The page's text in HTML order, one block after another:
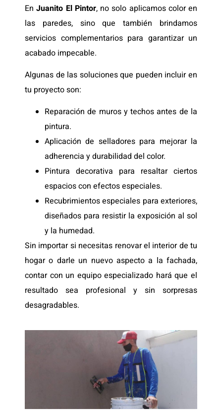
EnJuanito El Pintor, no solo aplicamos color en
las paredes, sino que también brindamos
servicios complementarios para garantizar un
acabado impecable.
Algunas de las soluciones que pueden incluir en
tu proyecto son:
Reparación de muros y techos antes de la
pintura.
Aplicación de selladores para mejorar la
adherencia y durabilidad del color.
Pintura decorativa para resaltar ciertos
espacios con efectos especiales.
Recubrimientos especiales para exteriores,
diseñados para resistir la exposición al sol
y la humedad.
Sin importar si necesitas renovar el interior de tu
hogar o darle un nuevo aspecto a la fachada,
contar con un equipo especializado hará que el
resultado sea profesional y sin sorpresas
desagradables.